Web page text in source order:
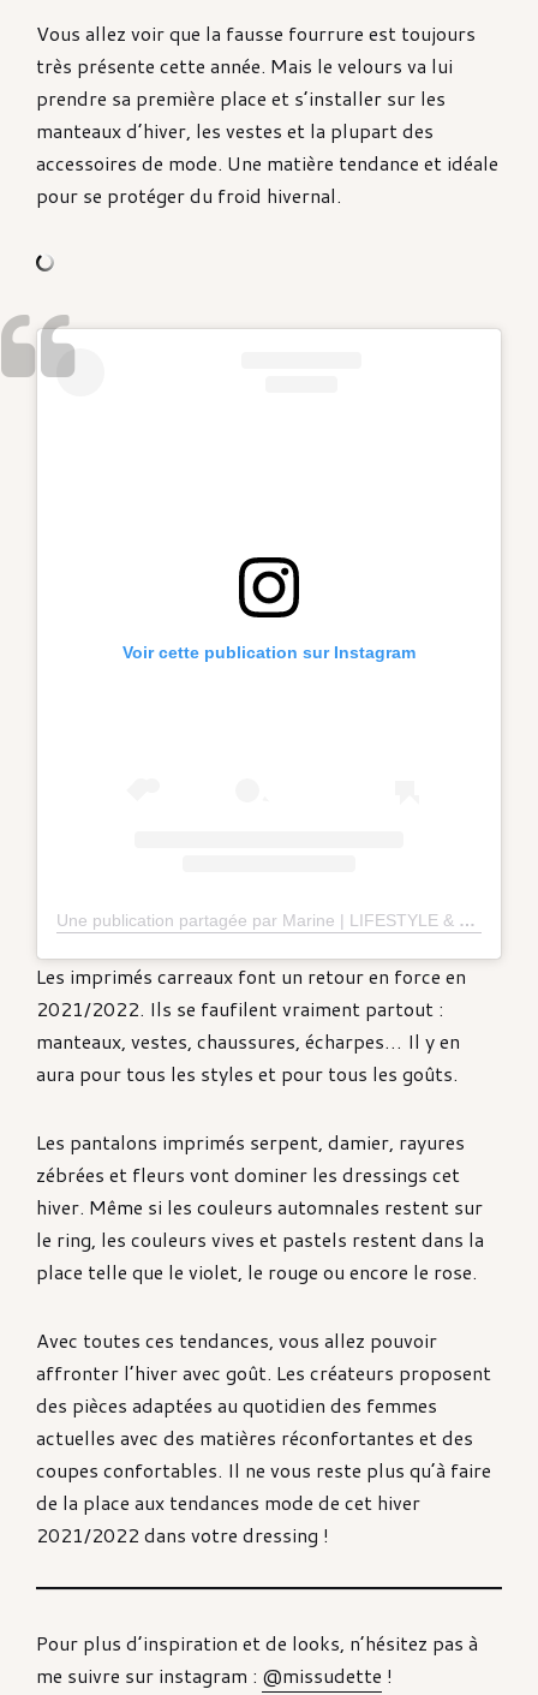
Vous allez voir que la fausse fourrure est toujours
très présente cette année. Mais le velours va lui
prendre sa première place et s’installer sur les
manteaux d’hiver, les vestes et la plupart des
accessoires de mode. Une matière tendance et idéale
pour se protéger du froid hivernal.
Voir cette publication sur Instagram
Une publication partagée par Marine | LIFESTYLE & LOVE 💎 (@missudette)
Les imprimés carreaux font un retour en force en
2021/2022. Ils se faufilent vraiment partout :
manteaux, vestes, chaussures, écharpes… Il y en
aura pour tous les styles et pour tous les goûts.
Les pantalons imprimés serpent, damier, rayures
zébrées et fleurs vont dominer les dressings cet
hiver. Même si les couleurs automnales restent sur
le ring, les couleurs vives et pastels restent dans la
place telle que le violet, le rouge ou encore le rose.
Avec toutes ces tendances, vous allez pouvoir
affronter l’hiver avec goût. Les créateurs proposent
des pièces adaptées au quotidien des femmes
actuelles avec des matières réconfortantes et des
coupes confortables. Il ne vous reste plus qu’à faire
de la place aux tendances mode de cet hiver
2021/2022 dans votre dressing !
Pour plus d’inspiration et de looks, n’hésitez pas à
me suivre sur instagram : @missudette !